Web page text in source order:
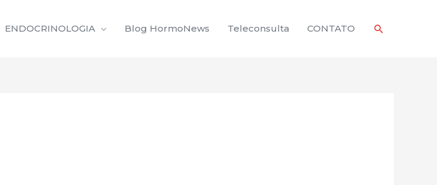
ENDOCRINOLOGIA Blog HormoNews Teleconsulta CONTATO Pesquisar